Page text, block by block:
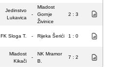
Jedinstvo
Lukavica
-
Mladost
Gornje
Živinice
2 : 3
FK Sloga T. - Rijeka Šerići 1 : 0
Mladost
Kikači
-
NK Mramor
B.
7 : 2